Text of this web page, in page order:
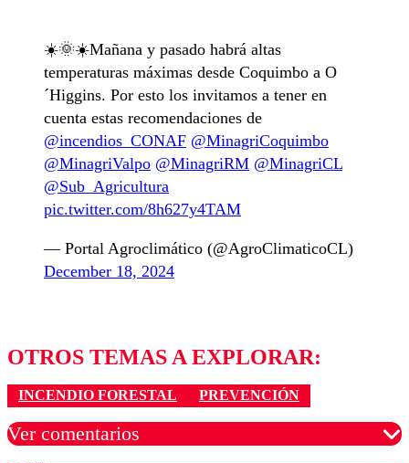
☀️🌞☀️Mañana y pasado habrá altas
temperaturas máximas desde Coquimbo a O
´Higgins. Por esto los invitamos a tener en
cuenta estas recomendaciones de
@incendios_CONAF @MinagriCoquimbo
@MinagriValpo @MinagriRM @MinagriCL
@Sub_Agricultura
pic.twitter.com/8h627y4TAM
— Portal Agroclimático (@AgroClimaticoCL)
December 18, 2024
OTROS TEMAS A EXPLORAR:
INCENDIO FORESTAL PREVENCIÓN
Ver comentarios